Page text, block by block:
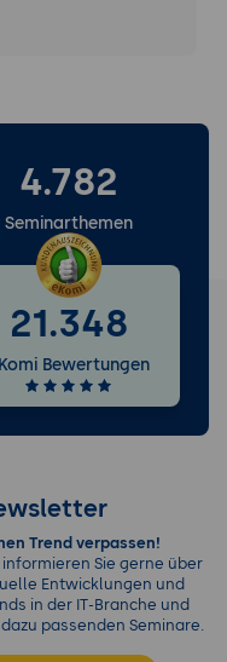
4.782
Seminarthemen
21.348
Bewertungen
Trend verpassen!
informieren Sie gerne über
Entwicklungen und
in der IT-Branche und
passenden Seminare.